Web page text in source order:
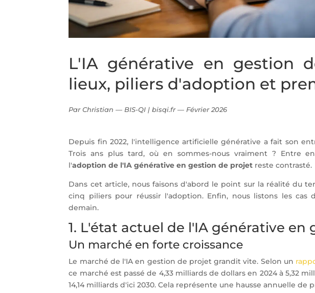
L'IA générative en gestion
lieux, piliers d'adoption et
Par Christian — BIS-QI | bisqi.fr — Février 2026
Depuis fin 2022, l'intelligence artificielle générative a fait son
Trois ans plus tard, où en sommes-nous vraiment ? Entre
l'adoption de l'IA générative en gestion de projet reste contrasté.
Dans cet article, nous faisons d'abord le point sur la réalité du
cinq piliers pour réussir l'adoption. Enfin, nous listons les cas
demain.
1. L'état actuel de l'IA générative en
Un marché en forte croissance
Le marché de l'IA en gestion de projet grandit vite. Selon un
ce marché est passé de 4,33 milliards de dollars en 2024 à 5,32
14,14 milliards d'ici 2030. Cela représente une hausse annuelle de